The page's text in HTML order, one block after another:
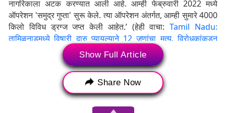
नागरिकाला अटक करण्यात आली आहे. आम्ही फेब्रुवारी 2022 मध्ये
ऑपरेशन 'समुद्र गुप्ता' सुरू केले. त्या ऑपरेशन अंतर्गत, आम्ही सुमारे 4000
किलो विविध ड्रग्ज जप्त केली आहेत.’ (हेही वाचा:Tamil Nadu:
तामिळनाडूमध्ये विषारी दारु प्यायल्याने 12 जणांचा मृत्यू, विरोधकांकडून
सरकारवर टीकेची झोड)
Kochi, Kerala | A Pakistani national was arrested after
NCB seized 2,525 kg of high-purity methamphetamine
drug worth Rs 25,000 crore. The arrested accused will
be today produced in court.
Show Full Article
Share Now